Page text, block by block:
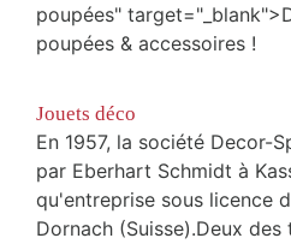
poupées"
poupées & accessoires !
Jouets déco
En 1957, la société Decor-
par Eberhart Schmidt à
qu'entreprise sous licence
Dornach (Suisse).Deux